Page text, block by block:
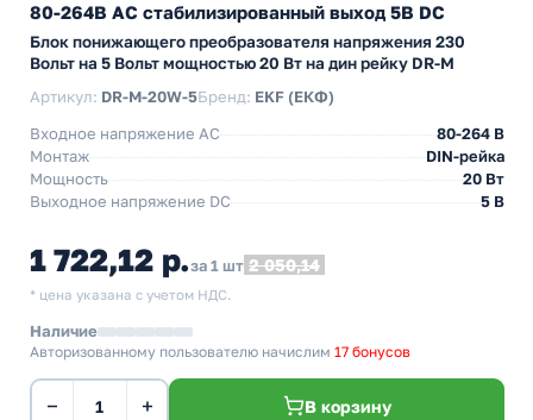
80-264В АС стабилизированный выход 5В DC
Блок понижающего преобразователя напряжения 230
Вольт на 5 Вольт мощностью 20 Вт на дин рейку DR-M
Артикул: DR-M-20W-5Бренд: EKF (ЕКФ)
Входное напряжение AC
80-264 В
Монтаж
DIN-рейка
Мощность
20 Вт
Выходное напряжение DC
5 В
1 722,12 р.за 1 шт 2 050,14
* цена указана с учетом НДС.
Наличие
Авторизованному пользователю начислим 17 бонусов
− + В корзину